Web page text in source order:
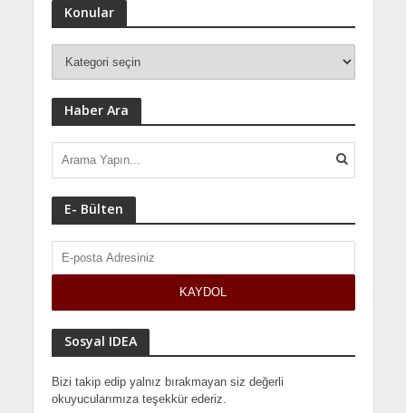
Konular
Haber Ara
E- Bülten
Sosyal IDEA
Bizi takip edip yalnız bırakmayan siz değerli
okuyucularımıza teşekkür ederiz.